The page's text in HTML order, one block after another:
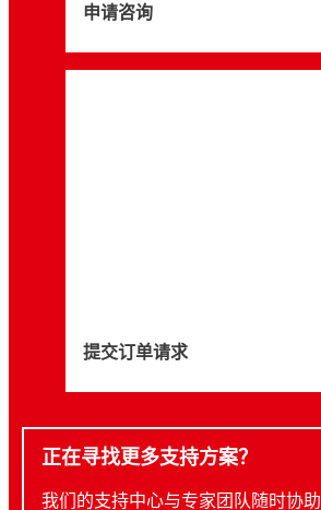
申请咨询
提交订单请求
正在寻找更多支持方案？
我们的支持中心与专家团队随时协